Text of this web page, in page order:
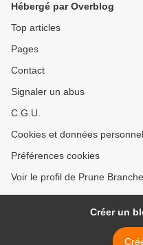
Hébergé par Overblog
Top articles
Pages
Contact
Signaler un abus
C.G.U.
Cookies et données
Préférences cookies
Voir le profil de Prune
Créer un